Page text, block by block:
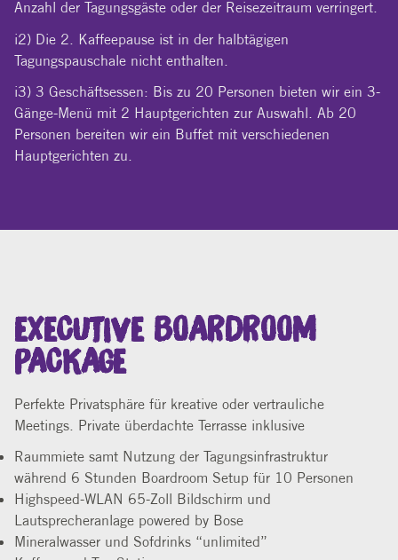
Anzahl der Tagungsgäste oder der Reisezeitraum verringert.
i2) Die 2. Kaffeepause ist in der halbtägigen
Tagungspauschale nicht enthalten.
i3) 3 Geschäftsessen: Bis zu 20 Personen bieten wir ein 3-
Gänge-Menü mit 2 Hauptgerichten zur Auswahl. Ab 20
Personen bereiten wir ein Buffet mit verschiedenen
Hauptgerichten zu.
EXECUTIVE BOARDROOM
PACKAGE
Perfekte Privatsphäre für kreative oder vertrauliche
Meetings. Private überdachte Terrasse inklusive
Raummiete samt Nutzung der Tagungsinfrastruktur
während 6 Stunden Boardroom Setup für 10 Personen
Highspeed-WLAN 65-Zoll Bildschirm und
Lautsprecheranlage powered by Bose
Mineralwasser und Sofdrinks “unlimited”